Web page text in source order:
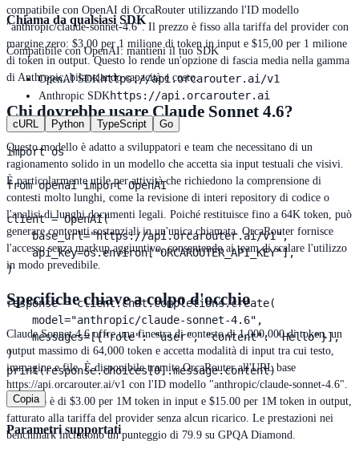
compatibile con OpenAI di OrcaRouter utilizzando l'ID modello
"anthropic/claude-sonnet-4.6". Il prezzo è fisso alla tariffa del provider con
margine zero: $3,00 per 1 milione di token in input e $15,00 per 1 milione
di token in output. Questo lo rende un'opzione di fascia media nella gamma
di Anthropic, bilanciando capacità e costo.
Chi dovrebbe usare Claude Sonnet 4.6?
Questo modello è adatto a sviluppatori e team che necessitano di un
ragionamento solido in un modello che accetta sia input testuali che visivi.
È particolarmente utile per attività che richiedono la comprensione di
contesti molto lunghi, come la revisione di interi repository di codice o
l'analisi di lunghi documenti legali. Poiché restituisce fino a 64K token, può
generare contenuti sostanziali in un'unica chiamata. OrcaRouter fornisce
l'accesso senza markup aggiuntivo, consentendo ai team di scalare l'utilizzo
in modo prevedibile.
Specifiche chiave a colpo d'occhio
Claude Sonnet 4.6 offre una finestra di contesto di 1,000,000 di token, un
output massimo di 64,000 token e accetta modalità di input tra cui testo,
immagine e file. È disponibile tramite OrcaRouter all'URL base
https://api.orcarouter.ai/v1 con l'ID modello "anthropic/claude-sonnet-4.6".
Il prezzo è di $3.00 per 1M token in input e $15.00 per 1M token in output,
fatturato alla tariffa del provider senza alcun ricarico. Le prestazioni nei
benchmark includono un punteggio di 79.9 su GPQA Diamond.
Chiama da qualsiasi SDK
Compatibile con OpenAI: mantieni il tuo SDK
OpenAI SDKhttps://api.orcarouter.ai/v1
Anthropic SDKhttps://api.orcarouter.ai
cURL Python TypeScript Go
import os
from openai import OpenAI
client = OpenAI(
    base_url="https://api.orcarouter.ai/v1",
    api_key=os.environ["ORCAROUTER_API_KEY"],
)
response = client.chat.completions.create(
    model="anthropic/claude-sonnet-4.6",
    messages=[{"role": "user", "content": "Hello"}],
)
print(response.choices[0].message.content)
Copia
Parametri supportati